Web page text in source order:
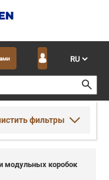
фильтры
модульных коробок